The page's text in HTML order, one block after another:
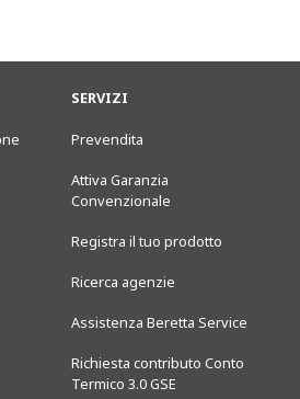
SERVIZI
Prevendita
Attiva Garanzia
Convenzionale
Registra il tuo prodotto
Ricerca agenzie
Assistenza Beretta Service
Richiesta contributo Conto
Termico 3.0 GSE